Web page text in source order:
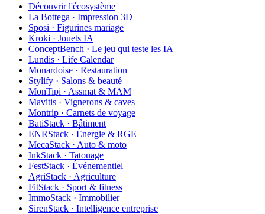
Découvrir l'écosystème
La Bottega · Impression 3D
Sposi · Figurines mariage
Kroki · Jouets IA
ConceptBench · Le jeu qui teste les IA
Lundis · Life Calendar
Monardoise · Restauration
Stylify · Salons & beauté
MonTipi · Assmat & MAM
Mavitis · Vignerons & caves
Montrip · Carnets de voyage
BatiStack · Bâtiment
ENRStack · Énergie & RGE
MecaStack · Auto & moto
InkStack · Tatouage
FestStack · Événementiel
AgriStack · Agriculture
FitStack · Sport & fitness
ImmoStack · Immobilier
SirenStack · Intelligence entreprise